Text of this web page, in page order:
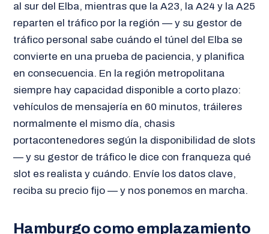
al sur del Elba, mientras que la A23, la A24 y la A25
reparten el tráfico por la región — y su gestor de
tráfico personal sabe cuándo el túnel del Elba se
convierte en una prueba de paciencia, y planifica
en consecuencia. En la región metropolitana
siempre hay capacidad disponible a corto plazo:
vehículos de mensajería en 60 minutos, tráileres
normalmente el mismo día, chasis
portacontenedores según la disponibilidad de slots
— y su gestor de tráfico le dice con franqueza qué
slot es realista y cuándo. Envíe los datos clave,
reciba su precio fijo — y nos ponemos en marcha.
Hamburgo como emplazamiento